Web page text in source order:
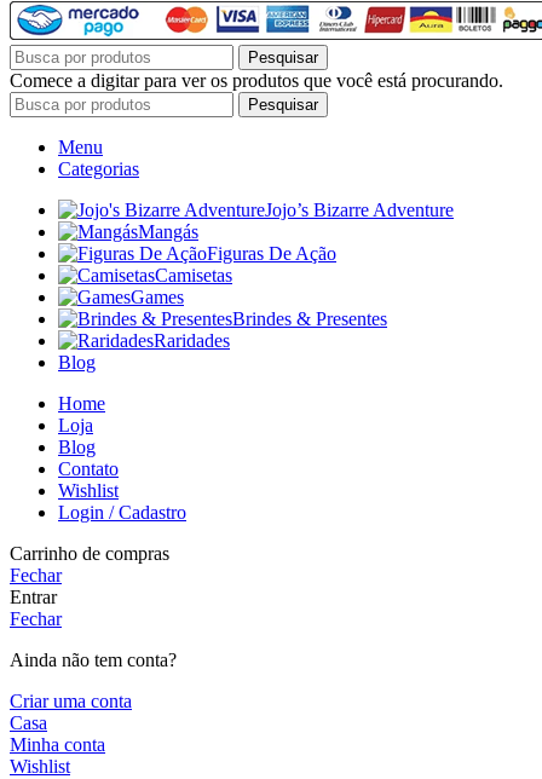
Pesquisar
Comece a digitar para ver os produtos que você está procurando.
Pesquisar
Menu
Categorias
Jojo’s Bizarre Adventure
Mangás
Figuras De Ação
Camisetas
Games
Brindes & Presentes
Raridades
Blog
Home
Loja
Blog
Contato
Wishlist
Login / Cadastro
Carrinho de compras
Fechar
Entrar
Fechar
Ainda não tem conta?
Criar uma conta
Casa
Minha conta
Wishlist